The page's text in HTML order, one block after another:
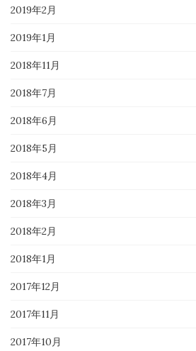
2019年2月
2019年1月
2018年11月
2018年7月
2018年6月
2018年5月
2018年4月
2018年3月
2018年2月
2018年1月
2017年12月
2017年11月
2017年10月